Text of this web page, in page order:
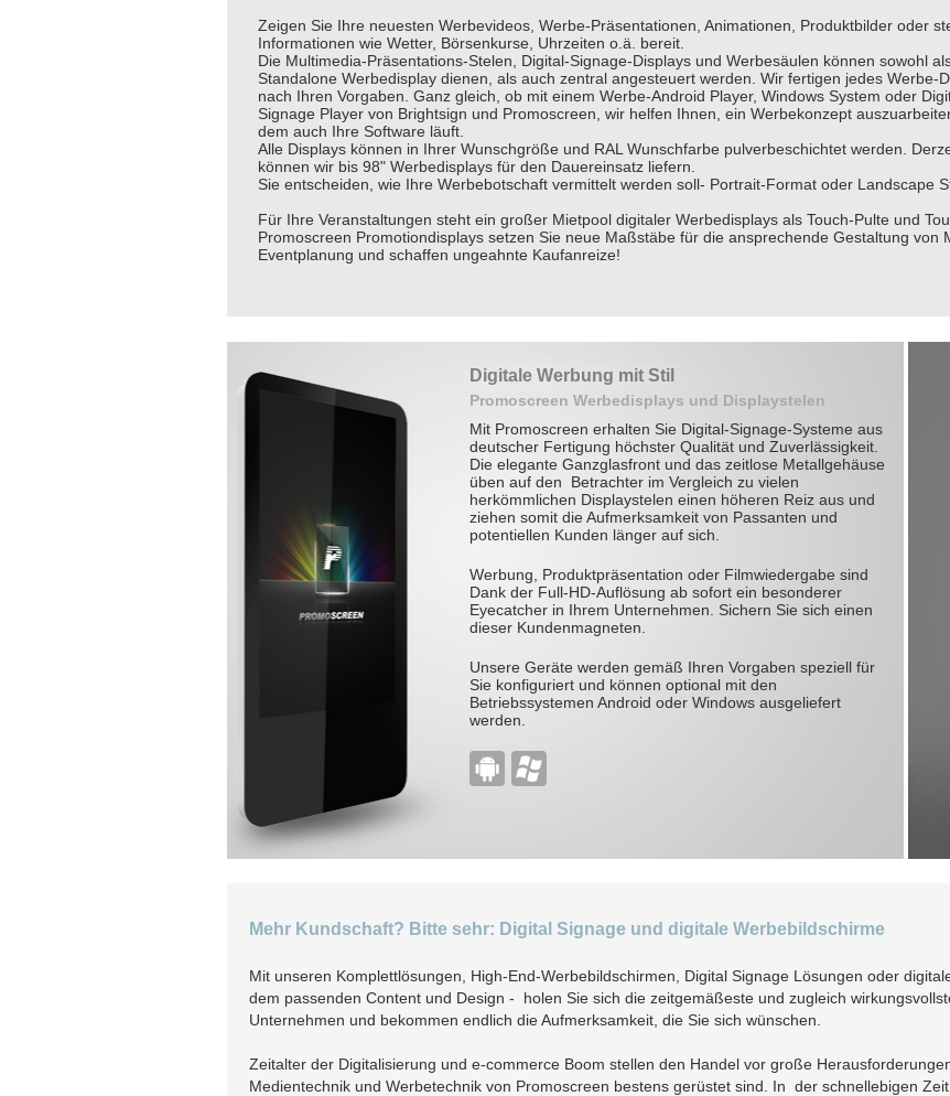
Zeigen Sie Ihre neuesten Werbevideos, Werbe-Präsentationen, Animationen, Produktbilder oder
Informationen wie Wetter, Börsenkurse, Uhrzeiten o.ä. bereit.
Die Multimedia-Präsentations-Stelen, Digital-Signage-Displays und Werbesäulen können sowohl
Standalone Werbedisplay dienen, als auch zentral angesteuert werden. Wir fertigen jedes Werbe-
nach Ihren Vorgaben. Ganz gleich, ob mit einem Werbe-Android Player, Windows System oder
Signage Player von Brightsign und Promoscreen, wir helfen Ihnen, ein Werbekonzept
dem auch Ihre Software läuft.
Alle Displays können in Ihrer Wunschgröße und RAL Wunschfarbe pulverbeschichtet werden.
können wir bis 98" Werbedisplays für den Dauereinsatz liefern.
Sie entscheiden, wie Ihre Werbebotschaft vermittelt werden soll- Portrait-Format oder Landscape
Für Ihre Veranstaltungen steht ein großer Mietpool digitaler Werbedisplays als Touch-Pulte und
Promoscreen Promotiondisplays setzen Sie neue Maßstäbe für die ansprechende Gestaltung von
Eventplanung und schaffen ungeahnte Kaufanreize!
Digitale Werbung mit Stil
Promoscreen Werbedisplays und Displaystelen
Mit Promoscreen erhalten Sie Digital-Signage-Systeme aus
deutscher Fertigung höchster Qualität und Zuverlässigkeit.
Die elegante Ganzglasfront und das zeitlose Metallgehäuse
üben auf den Betrachter im Vergleich zu vielen
herkömmlichen Displaystelen einen höheren Reiz aus und
ziehen somit die Aufmerksamkeit von Passanten und
potentiellen Kunden länger auf sich.
Werbung, Produktpräsentation oder Filmwiedergabe sind
Dank der Full-HD-Auflösung ab sofort ein besonderer
Eyecatcher in Ihrem Unternehmen. Sichern Sie sich einen
dieser Kundenmagneten.
Unsere Geräte werden gemäß Ihren Vorgaben speziell für
Sie konfiguriert und können optional mit den
Betriebssystemen Android oder Windows ausgeliefert
werden.
Mehr Kundschaft? Bitte sehr: Digital Signage und digitale Werbebildschirme
Mit unseren Komplettlösungen, High-End-Werbebildschirmen, Digital Signage Lösungen oder
dem passenden Content und Design - holen Sie sich die zeitgemäßeste und zugleich
Unternehmen und bekommen endlich die Aufmerksamkeit, die Sie sich wünschen.
Zeitalter der Digitalisierung und e-commerce Boom stellen den Handel vor große
Medientechnik und Werbetechnik von Promoscreen bestens gerüstet sind. In der schnellebigen